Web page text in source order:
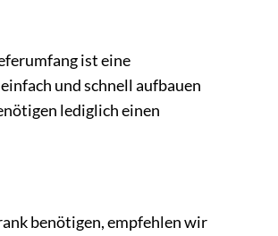
ist eine
und schnell aufbauen
lediglich einen
benötigen, empfehlen wir